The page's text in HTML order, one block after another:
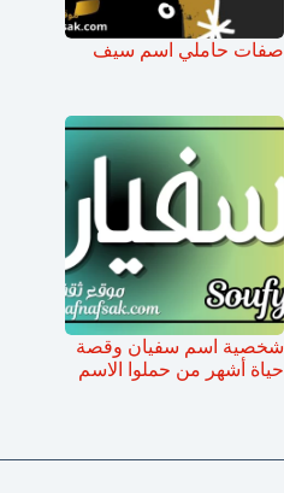
صفات حاملي اسم سيف
شخصية اسم سفيان وقصة
حياة أشهر من حملوا الاسم